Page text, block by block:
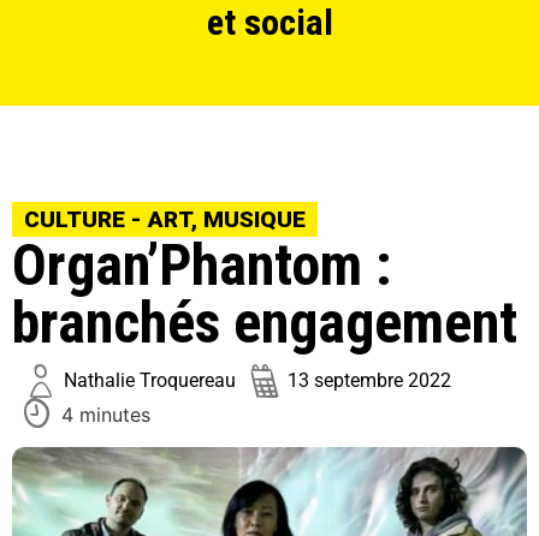
et social
CULTURE - ART, MUSIQUE
Organ’Phantom :
branchés engagement
Nathalie Troquereau 13 septembre 2022
4 minutes